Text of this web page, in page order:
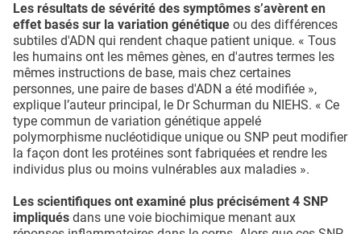
Les résultats de sévérité des symptômes s’avèrent en
effet basés sur la variation génétique ou des différences
subtiles d'ADN qui rendent chaque patient unique. « Tous
les humains ont les mêmes gènes, en d'autres termes les
mêmes instructions de base, mais chez certaines
personnes, une paire de bases d'ADN a été modifiée »,
explique l’auteur principal, le Dr Schurman du NIEHS. « Ce
type commun de variation génétique appelé
polymorphisme nucléotidique unique ou SNP peut modifier
la façon dont les protéines sont fabriquées et rendre les
individus plus ou moins vulnérables aux maladies ».
Les scientifiques ont examiné plus précisément 4 SNP
impliqués dans une voie biochimique menant aux